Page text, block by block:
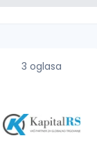
3 oglasa